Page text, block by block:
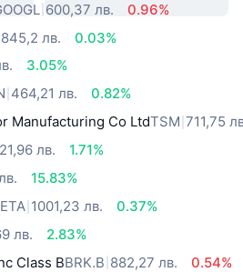
600,37 лв.
0.96%
845,2 лв.
0.03%
3.05%
464,21 лв.
0.82%
Manufacturing Co LtdTSM 711,75
лв.
1.71%
15.83%
1001,23 лв.
0.37%
лв.
2.83%
Class BBRK.B 882,27 лв.
0.54%